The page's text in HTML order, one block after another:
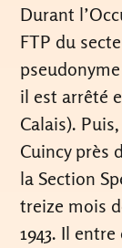
Durant
FTP du
pseudonyme
il est arrêté
Calais).
Cuincy près
la Section
treize mois
1943. Il